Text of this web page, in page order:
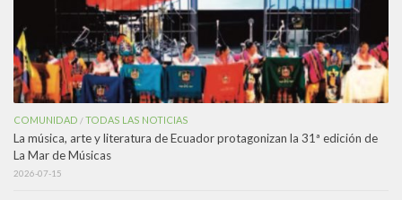
COMUNIDAD /TODAS LAS NOTICIAS
La música, arte y literatura de Ecuador protagonizan la 31ª edición de
La Mar de Músicas
2026-07-15